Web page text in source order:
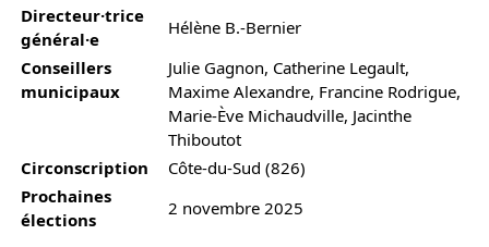
Directeur·trice
général·e
Hélène B.-Bernier
Conseillers
municipaux
Julie Gagnon, Catherine Legault,
Maxime Alexandre, Francine Rodrigue,
Marie-Ève Michaudville, Jacinthe
Thiboutot
Circonscription
Côte-du-Sud (826)
Prochaines
élections
2 novembre 2025